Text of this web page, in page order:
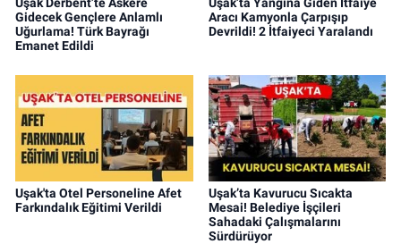
Gidecek Gençlere Anlamlı
Uğurlama! Türk Bayrağı
Emanet Edildi
Aracı Kamyonla Çarpışıp
Devrildi! 2 İtfaiyeci Yaralandı
Uşak'ta Otel Personeline Afet
Farkındalık Eğitimi Verildi
Uşak’ta Kavurucu Sıcakta
Mesai! Belediye İşçileri
Sahadaki Çalışmalarını
Sürdürüyor